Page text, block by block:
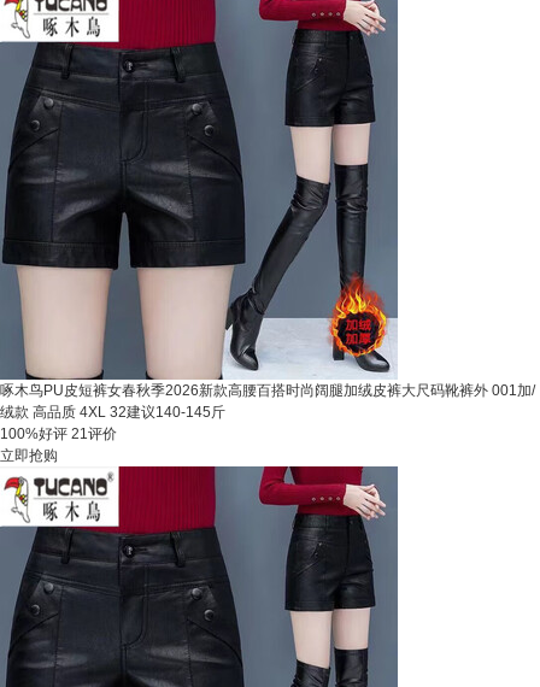
啄木鸟PU皮短裤女春秋季2026新款高腰百搭时尚阔腿加绒皮裤大尺码靴裤外 001加/
绒款 高品质 4XL 32建议140-145斤
100%好评 21评价
立即抢购